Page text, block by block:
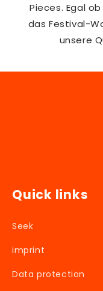
Pieces. Egal
das Festival-
unsere
Quick links
Seek
imprint
Data protection